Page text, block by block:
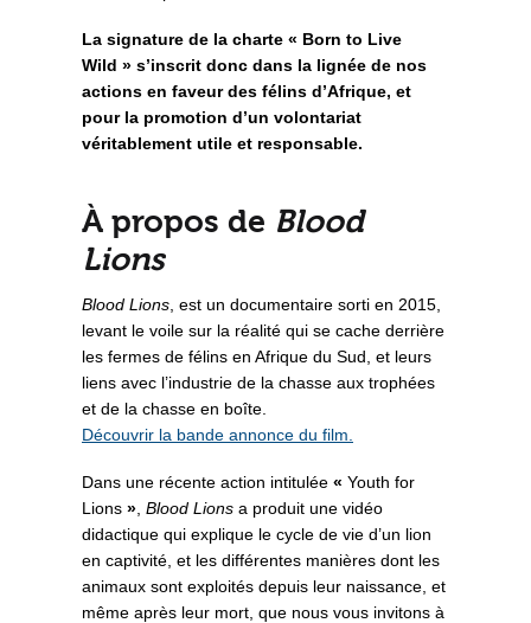
La signature de la charte « Born to Live
Wild » s’inscrit donc dans la lignée de nos
actions en faveur des félins d’Afrique, et
pour la promotion d’un volontariat
véritablement utile et responsable.
À propos de Blood
Lions
Blood Lions , est un documentaire sorti en 2015,
levant le voile sur la réalité qui se cache derrière
les fermes de félins en Afrique du Sud, et leurs
liens avec l’industrie de la chasse aux trophées
et de la chasse en boîte.
Découvrir la bande annonce du film.
Dans une récente action intitulée « Youth for
Lions » Blood Lions a produit une vidéo
didactique qui explique le cycle de vie d’un lion
en captivité, et les différentes manières dont les
animaux sont exploités depuis leur naissance, et
même après leur mort, que nous vous invitons à